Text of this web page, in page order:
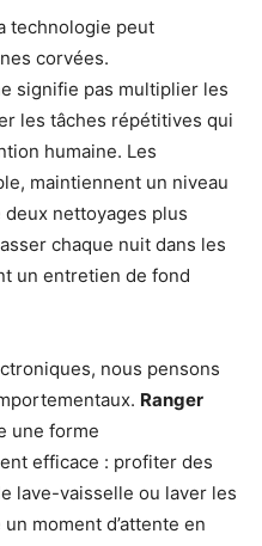
technologie peut
corvées.
signifie pas multiplier les
les tâches répétitives qui
humaine. Les
maintiennent un niveau
nettoyages plus
chaque nuit dans les
un entretien de fond
nous pensons
Ranger
une forme
efficace : profiter des
lave-vaisselle ou laver les
moment d’attente en